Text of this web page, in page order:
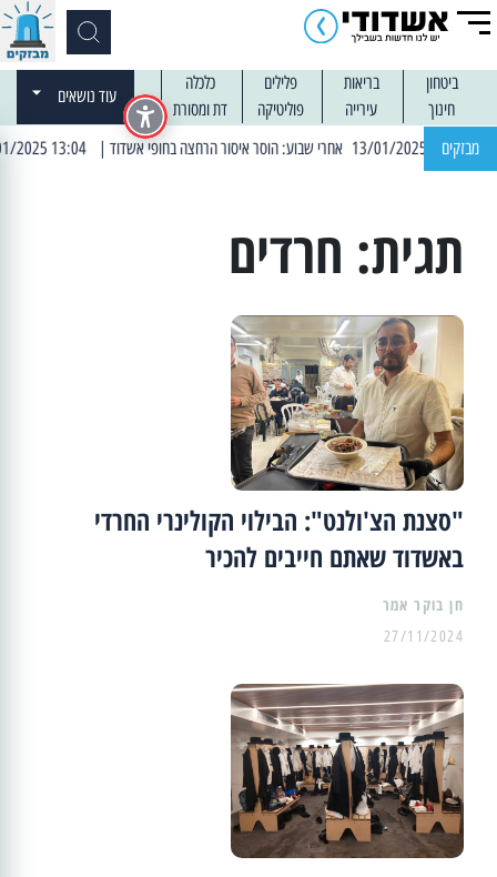
ביטחון בריאות פלילים
כלכלה
חינוך
עירייה פוליטיקה דת ומסורת
עוד נושאים
מבזקים | 13:04 14/01/2025 עובדים בלילות: עבודות קרצוף וריבוד אספלט
תגית: חרדים
"סצנת הצ'ולנט": הבילוי הקולינרי החרדי
באשדוד שאתם חייבים להכיר
27/11/2024